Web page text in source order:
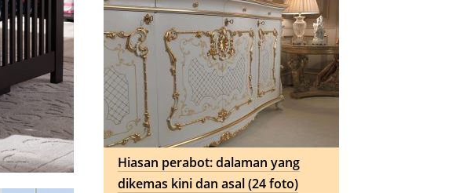
Hiasan perabot: dalaman yang
dikemas kini dan asal (24 foto)